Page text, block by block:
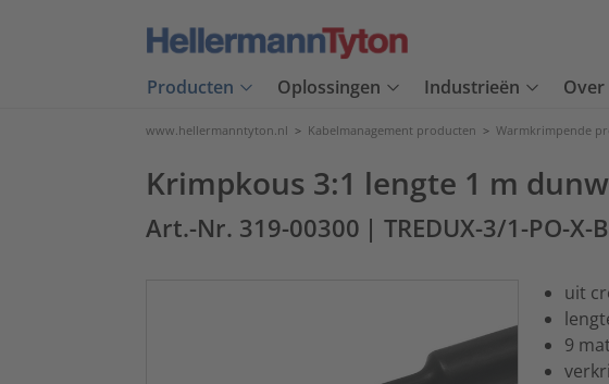
Producten Oplossingen Industrieën
www.hellermanntyton.nl > Kabelmanagement producten > Warmkrimpende
Krimpkous 3:1 lengte 1 m
Art.-Nr. 319-00300 | TREDUX-3/1-PO-X-
uit
9